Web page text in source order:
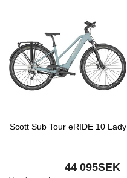
Scott Sub Tour eRIDE 10 Lady
44 095SEK